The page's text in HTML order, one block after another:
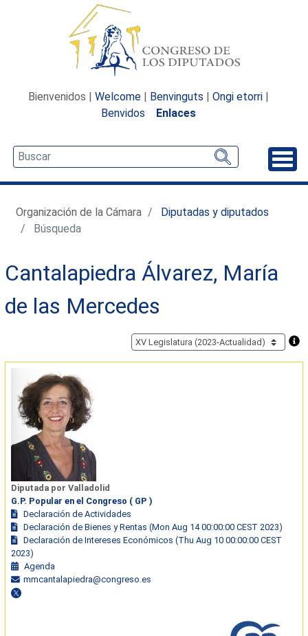
Bienvenidos | Welcome | Benvinguts | Ongi etorri |
Benvidos
Enlaces
Organización de la Cámara
Diputadas y diputados
Búsqueda
Cantalapiedra Álvarez, María
de las Mercedes
Diputada por Valladolid
G.P. Popular en el Congreso ( GP )
Declaración de Actividades
Declaración de Bienes y Rentas (Mon Aug 14 00:00:00 CEST 2023)
Declaración de Intereses Económicos (Thu Aug 10 00:00:00 CEST
2023)
Agenda
mmcantalapiedra@congreso.es